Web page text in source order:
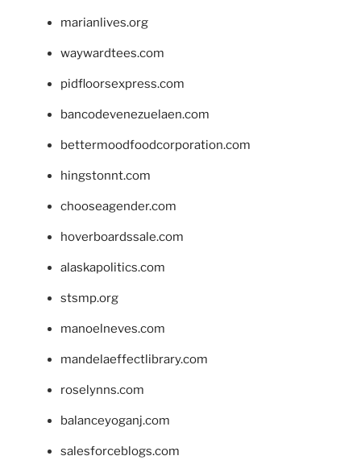
marianlives.org
waywardtees.com
pidfloorsexpress.com
bancodevenezuelaen.com
bettermoodfoodcorporation.com
hingstonnt.com
chooseagender.com
hoverboardssale.com
alaskapolitics.com
stsmp.org
manoelneves.com
mandelaeffectlibrary.com
roselynns.com
balanceyoganj.com
salesforceblogs.com